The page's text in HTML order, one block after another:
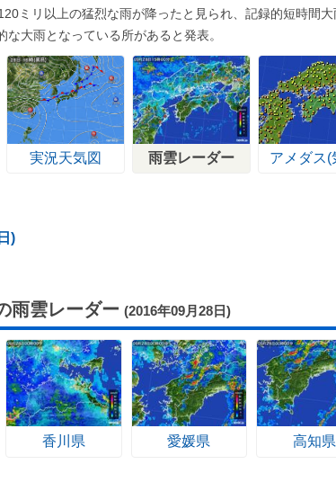
ミリ以上の猛烈な雨が降ったと見られ、記録的短時間
な大雨となっている所があると発表。
実況天気図 雨雲レーダー アメダス(
)
雨雲レーダー (2016年09月28日)
香川県 愛媛県 高知県